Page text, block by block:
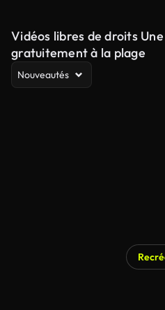
Vidéos libres de droits
gratuitement à la plage
Nouveautés